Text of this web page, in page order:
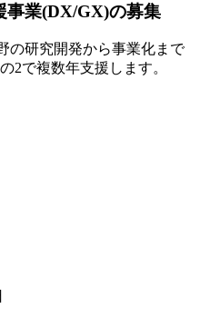
業(DX/GX)の募集
の研究開発から事業化まで
2で複数年支援します。